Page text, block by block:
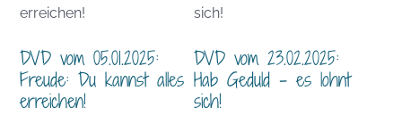
DVD vom 05.01.2025:
Freude: Du kannst alles
erreichen!
DVD vom 23.02.2025:
Hab Geduld – es lohnt
sich!